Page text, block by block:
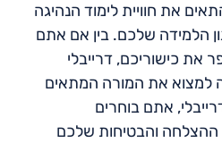
את חוויית לימוד הנהיגה
הלמידה שלכם. בין אם אתם
את כישוריכם, דרייבלי
למצוא את המורה המתאים
אתם בוחרים
והבטיחות שלכם